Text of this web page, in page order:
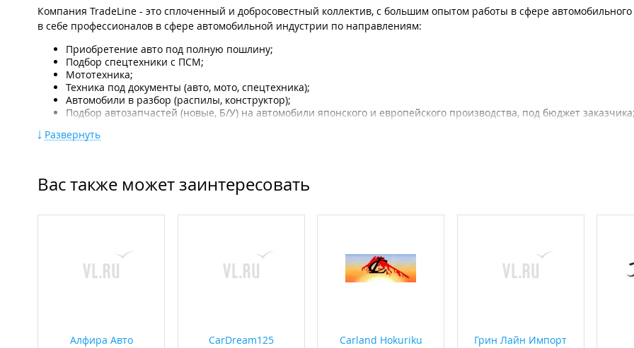
Компания TradeLine - это сплоченный и добросовестный коллектив, с большим опытом работы в сфере
в себе профессионалов в сфере автомобильной индустрии по направлениям:
Приобретение авто под полную пошлину;
Подбор спецтехники с ПСМ;
Мототехника;
Техника под документы (авто, мото, спецтехника);
Автомобили в разбор (распилы, конструктор);
Подбор автозапчастей (новые, Б/У) на автомобили японского и европейского производства, под бюджет
Ответственные сотрудники;
Индивидуальный подход к каждому клиенту;
Развернуть
Вас также может заинтересовать
Алфира Авто CarDream125 Carland Hokuriku Грин Лайн Импорт